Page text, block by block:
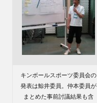
キンボールスポーツ委員会の
発表は鯨井委員。仲本委員が
まとめた事前討議結果も含